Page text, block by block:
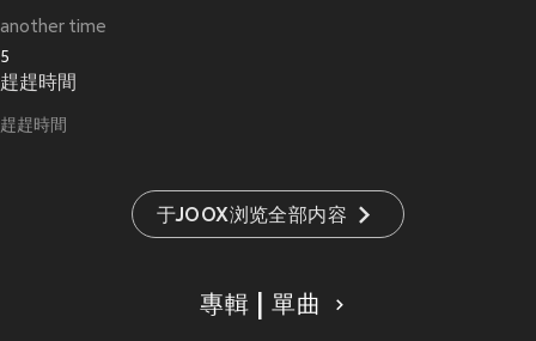
another time
5
趕趕時間
趕趕時間
于JOOX浏览全部内容
專輯 | 單曲